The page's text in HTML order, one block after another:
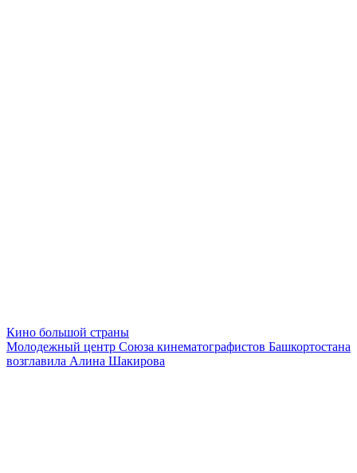
Кино большой страны
Молодежный центр Союза кинематографистов Башкортостана
возглавила Алина Шакирова